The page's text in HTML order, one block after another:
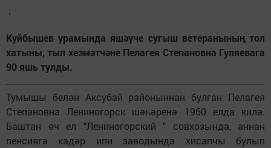
Куйбышев урамында яшәүче сугыш ветеранының тол
хатыны, тыл хезмәтчәне Пелагея Степановна Гуляевага
90 яшь тулды.
Тумышы белән Аксубай районыннан булган Пелагея
Степановна Лениногорск шәһәренә 1960 елда килә.
Баштан өч ел "Лениногорский " совхозында, аннан
пенсиягә кадәр ипи заводында хисапчы булып